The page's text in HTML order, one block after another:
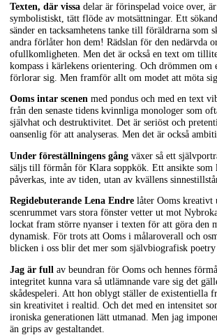
Texten, där vissa delar är förinspelad voice over,
symbolistiskt, tätt flöde av motsättningar. Ett
sänder en tacksamhetens tanke till föräldrarna som
andra förlåter hon dem! Rädslan för den nedärvda
ofullkomligheten. Men det är också en text om
kompass i kärlekens orientering. Och drömmen om
förlorar sig. Men framför allt om modet att möta
Ooms intar scenen med pondus och med en text
från den senaste tidens kvinnliga monologer som
självhat och destruktivitet. Det är seriöst och
oansenlig för att analyseras. Men det är också
Under föreställningens gång växer så ett
säljs till förmån för Klara soppkök. Ett ansikte som
påverkas, inte av tiden, utan av kvällens
Regidebuterande Lena Endre låter Ooms kreativt
scenrummet vars stora fönster vetter ut mot
lockat fram större nyanser i texten för att göra den
dynamisk. För trots att Ooms i målaroverall och
blicken i oss blir det mer som självbiografisk poetry
Jag är full av beundran för Ooms och hennes
integritet kunna vara så utlämnande vare sig det
skådespeleri. Att hon oblygt ställer de existentiella
sin kreativitet i realtid. Och det med en intensitet
ironiska generationen lätt utmanad. Men jag
än grips av gestaltandet.